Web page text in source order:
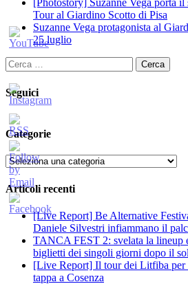
[Photostory] Suzanne Vega porta
Tour al Giardino Scotto di Pisa
Suzanne Vega protagonista al
25 luglio
Ricerca
per:
Seguici
Categorie
Categorie
Articoli recenti
[Live Report] Be Alternative
Daniele Silvestri infiammano il
TANCA FEST 2: svelata la lineup
biglietti dei singoli giorni dopo il
[Live Report] Il tour dei Litfiba per
tappa a Cosenza